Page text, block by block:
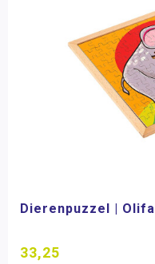
Dierenpuzzel |
33,25